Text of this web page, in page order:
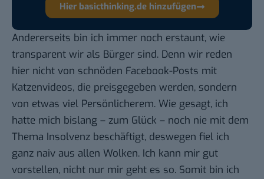
Hier basicthinking.de hinzufügen
Andererseits bin ich immer noch erstaunt, wie
transparent wir als Bürger sind. Denn wir reden
hier nicht von schnöden Facebook-Posts mit
Katzenvideos, die preisgegeben werden, sondern
von etwas viel Persönlicherem. Wie gesagt, ich
hatte mich bislang – zum Glück – noch nie mit dem
Thema Insolvenz beschäftigt, deswegen fiel ich
ganz naiv aus allen Wolken. Ich kann mir gut
vorstellen, nicht nur mir geht es so. Somit bin ich